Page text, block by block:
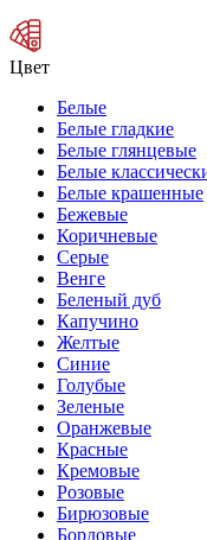
Цвет
Белые
Белые гладкие
Белые глянцевые
Белые
Белые крашенные
Бежевые
Коричневые
Серые
Венге
Беленый дуб
Капучино
Желтые
Синие
Голубые
Зеленые
Оранжевые
Красные
Кремовые
Розовые
Бирюзовые
Бордовые